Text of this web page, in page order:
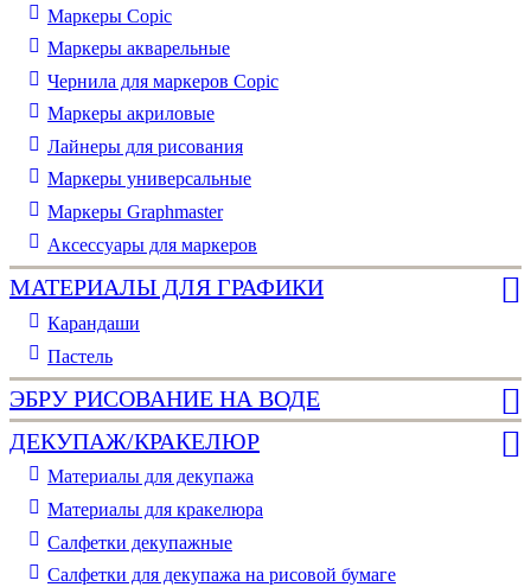
Маркеры Copic
Маркеры акварельные
Чернила для маркеров Copic
Маркеры акриловые
Лайнеры для рисования
Маркеры универсальные
Маркеры Graphmaster
Аксессуары для маркеров
МАТЕРИАЛЫ ДЛЯ ГРАФИКИ
Карандаши
Пастель
ЭБРУ РИСОВАНИЕ НА ВОДЕ
ДЕКУПАЖ/КРАКЕЛЮР
Материалы для декупажа
Материалы для кракелюра
Cалфетки декупажные
Салфетки для декупажа на рисовой бумаге